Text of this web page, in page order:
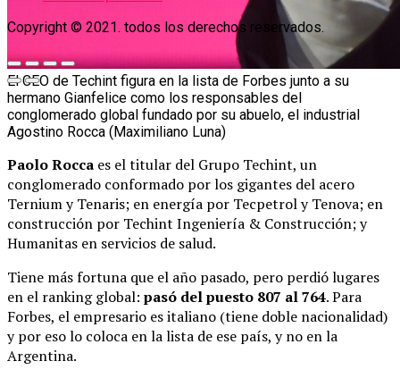
El CEO de Techint figura en la lista de Forbes junto a su
hermano Gianfelice como los responsables del
conglomerado global fundado por su abuelo, el industrial
Agostino Rocca (Maximiliano Luna)
Paolo Rocca es el titular del Grupo Techint, un
conglomerado conformado por los gigantes del acero
Ternium y Tenaris; en energía por Tecpetrol y Tenova; en
construcción por Techint Ingeniería & Construcción; y
Humanitas en servicios de salud.
Tiene más fortuna que el año pasado, pero perdió lugares
en el ranking global: pasó del puesto 807 al 764. Para
Forbes, el empresario es italiano (tiene doble nacionalidad)
y por eso lo coloca en la lista de ese país, y no en la
Argentina.
Copyright © 2021. todos los derechos reservados.